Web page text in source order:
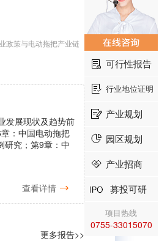
政策与电动拖把产业链
发展现状及趋势前
：中国电动拖把
研究；第9章：中
查看详情
更多报告>>
可行性报告
行业地位证明
产业规划
园区规划
产业招商
募投可研
项目热线
0755-33015070